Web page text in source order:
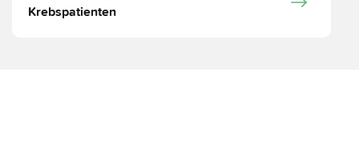
Krebspatienten